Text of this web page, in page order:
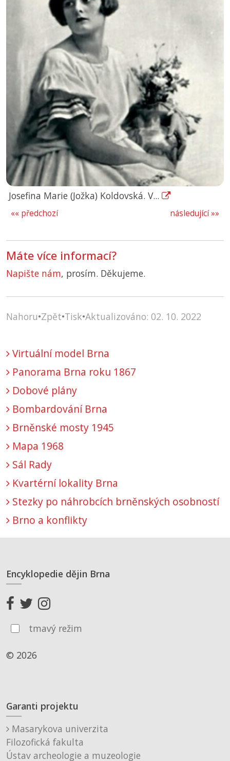
Josefina Marie (Jožka) Koldovská. V...
následující »»
«« předchozí
Máte více informací?
Napište nám, prosím. Děkujeme.
Nahoru•Zpět•Tisk•Aktualizováno: 02. 10. 2022
Virtuální model Brna
Panorama Brna roku 1867
Dobové plány
Bombardování Brna
Brněnské mosty 1945
Mapa 1968
Sál Rady
Kvartérní lokality Brna
Stezky po náhrobcích brněnských osobností
Brno a konflikty
Encyklopedie dějin Brna
tmavý režim
© 2026
Garanti projektu
Masarykova univerzita
Filozofická fakulta
Ústav archeologie a muzeologie